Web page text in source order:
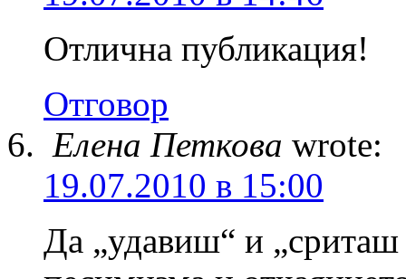
Отлична публикация!
Отговор
Елена Петкова wrote:
19.07.2010 в 15:00
Да „удавиш“ и „сриташ